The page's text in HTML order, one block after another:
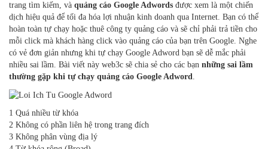
trang tìm kiếm, và quảng cáo Google Adwords được xem là một chiến
dịch hiệu quả để tối đa hóa lợi nhuận kinh doanh qua Internet. Bạn có thể
hoàn toàn tự chạy hoặc thuê công ty quảng cáo và sẽ chỉ phải trả tiền cho
mỗi click mà khách hàng click vào quảng cáo của bạn trên Google. Nghe
có vẻ đơn giản nhưng khi tự chạy Google Adword bạn sẽ dễ mắc phải
nhiều sai lầm. Bài viết này web3c sẽ chia sẻ cho các bạn những sai lầm
thường gặp khi tự chạy quảng cáo Google Adword.
1 Quá nhiều từ khóa
2 Không có phần liên hệ trong trang đích
3 Không phân vùng địa lý